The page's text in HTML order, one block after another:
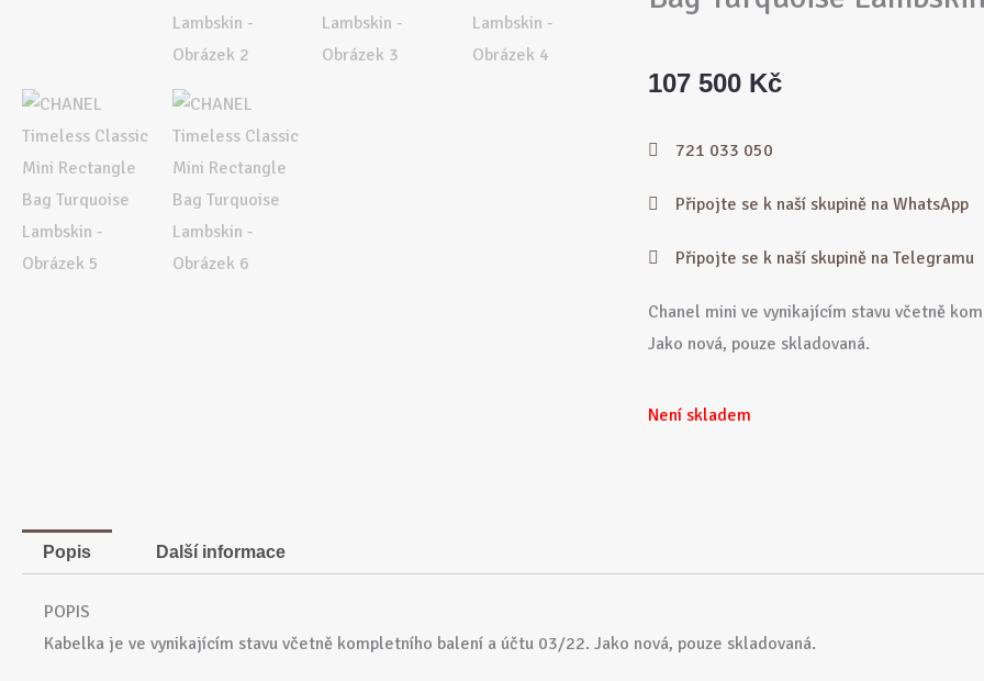
107 500 Kč
721 033 050
Připojte se k naší skupině na WhatsApp
Připojte se k naší skupině na Telegramu
Chanel mini ve vynikajícím stavu včetně
Jako nová, pouze skladovaná.
Není skladem
Popis Další informace
POPIS
Kabelka je ve vynikajícím stavu včetně kompletního balení a účtu 03/22. Jako nová, pouze skladovaná.